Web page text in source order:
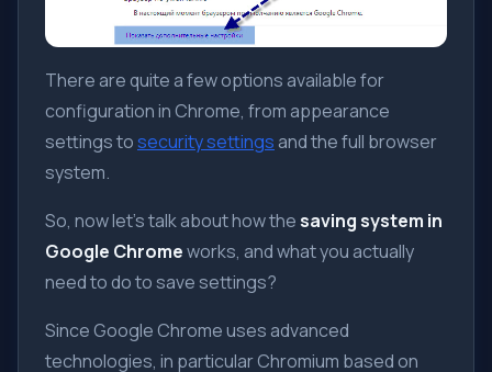
There are quite a few options available for
configuration in Chrome, from appearance
settings tosecurity settings and the full browser
system.
So, now let's talk about how thesaving system in
Google Chromeworks, and what you actually
need to do to save settings?
Since Google Chrome uses advanced
technologies, in particular Chromium based on